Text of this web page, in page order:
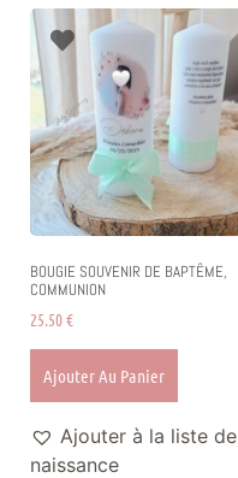
BOUGIE SOUVENIR DE BAPTÊME,
COMMUNION
25.50€
Ajouter Au Panier
Ajouter à la liste de
naissance